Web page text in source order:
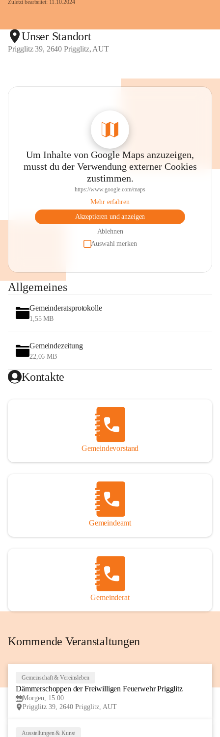
Zuletzt bearbeitet: 11.10.2024
Unser Standort
Prigglitz 39, 2640 Prigglitz, AUT
Um Inhalte von Google Maps anzuzeigen,
musst du der Verwendung externer Cookies
zustimmen.
https://www.google.com/maps
Mehr erfahren
Akzeptieren und anzeigen
Ablehnen
Auswahl merken
Allgemeines
Gemeinderatsprotokolle
1,55 MB
Gemeindezeitung
22,06 MB
Kontakte
Gemeindevorstand
Gemeindeamt
Gemeinderat
Kommende Veranstaltungen
Gemeinschaft & Vereinsleben
Dämmerschoppen der Freiwilligen Feuerwehr Prigglitz
Morgen, 15:00
Prigglitz 39, 2640 Prigglitz, AUT
Ausstellungen & Kunst